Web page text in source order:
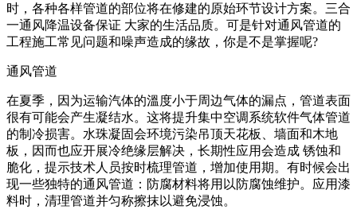
时，各种各样管道的部位将在修建的原始环节设计方案。三合
一通风降温设备保证 大家的生活品质。可是针对通风管道的
工程施工常见问题和噪声造成的缘故，你是不是掌握呢?
通风管道
在夏季，因为运输汽体的溫度小于周边气体的漏点，管道表面
很有可能会产生凝结水。这将提升集中空调系统软件气体管道
的制冷损害。水珠凝固会环境污染吊顶天花板、墙面和木地
板，因而也应开展冷绝缘层解决，长期性应用会造成 锈蚀和
脆化，提示技术人员按时梳理管道，增加使用期。有时候会出
现一些独特的通风管道：防腐材料将用以防腐蚀维护。应用漆
料时，清理管道并匀称擦抹以避免浸蚀。